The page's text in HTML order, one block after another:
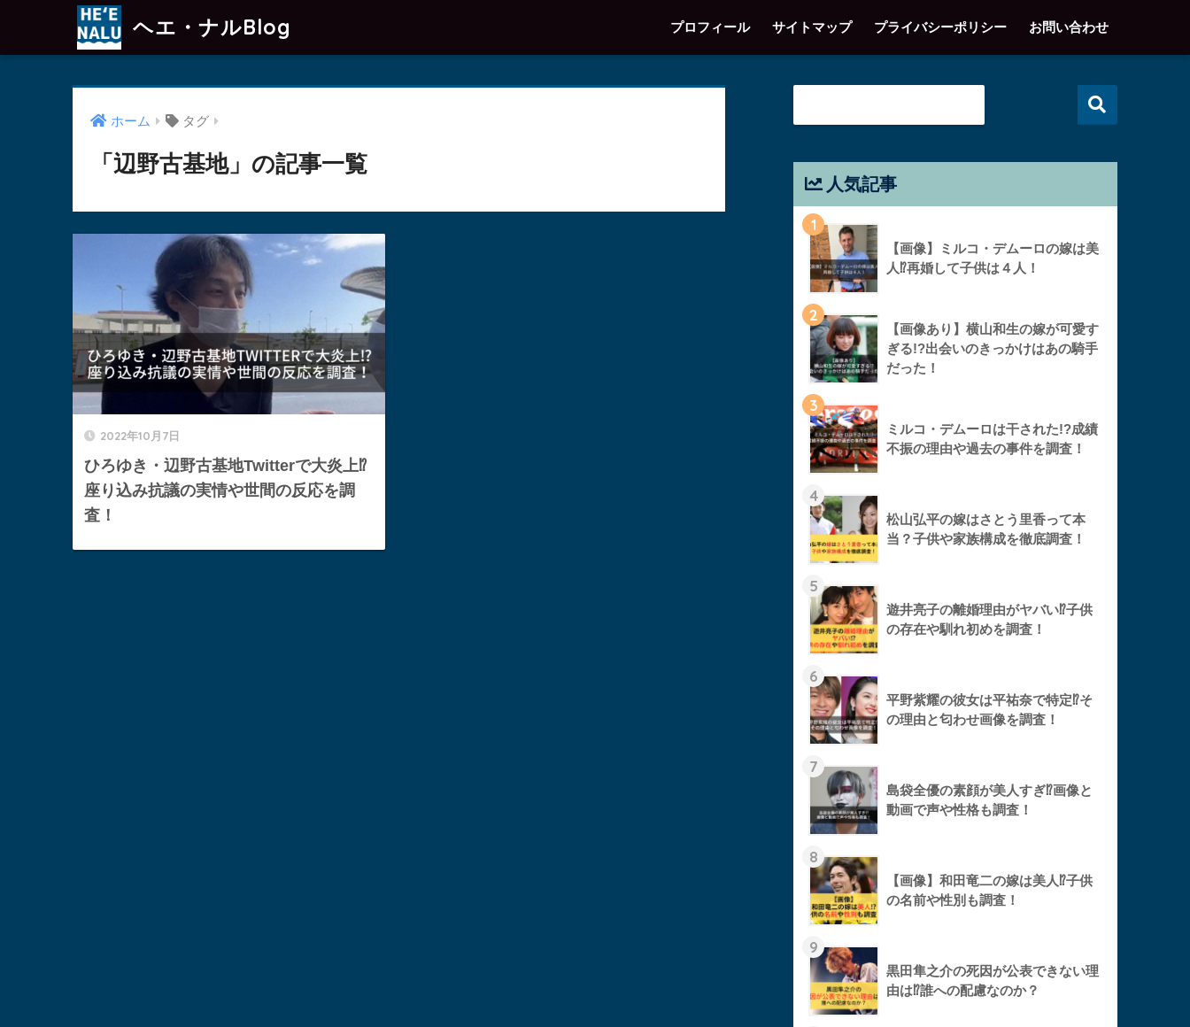
ヘエ・ナルBlog プロフィール サイトマップ プライバシーポリシー お問い合わせ
ホーム タグ
「辺野古基地」の記事一覧
2022年10月7日
ひろゆき・辺野古基地Twitterで大炎上⁉︎
座り込み抗議の実情や世間の反応を調
査！
人気記事
1
【画像】ミルコ・デムーロの嫁は美
人⁉︎再婚して子供は４人！
2
【画像あり】横山和生の嫁が可愛す
ぎる!?出会いのきっかけはあの騎手
だった！
3
ミルコ・デムーロは干された!?成績
不振の理由や過去の事件を調査！
4
松山弘平の嫁はさとう里香って本
当？子供や家族構成を徹底調査！
5
遊井亮子の離婚理由がヤバい⁉︎子供
の存在や馴れ初めを調査！
6
平野紫耀の彼女は平祐奈で特定⁉︎そ
の理由と匂わせ画像を調査！
7
島袋全優の素顔が美人すぎ⁉︎画像と
動画で声や性格も調査！
8
【画像】和田竜二の嫁は美人⁉︎子供
の名前や性別も調査！
9
黒田隼之介の死因が公表できない理
由は⁉︎誰への配慮なのか？